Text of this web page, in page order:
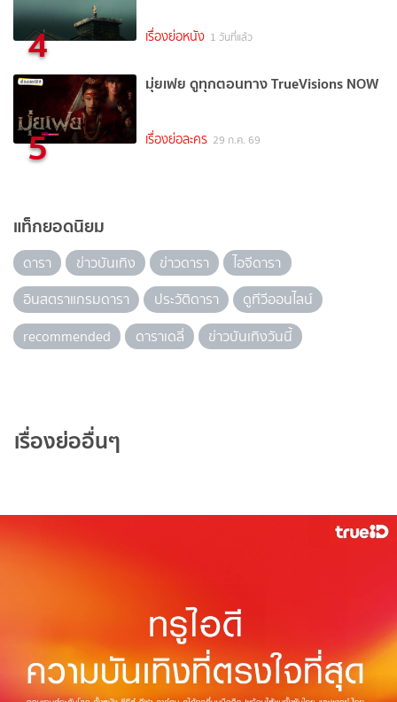
4 เรื่องย่อหนัง 1 วันที่แล้ว
5
มุ่ยเฟย ดูทุกตอนทาง TrueVisions NOW
เรื่องย่อละคร 29 ก.ค. 69
แท็กยอดนิยม
ดารา ข่าวบันเทิง ข่าวดารา
ไอจีดารา
อินสตราแกรมดารา
ประวัติดารา
ดูทีวีออนไลน์
recommended
ดาราเดลี่ ข่าวบันเทิงวันนี้
เรื่องย่ออื่นๆ